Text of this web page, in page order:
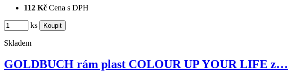
112 Kč Cena s DPH
ks
Skladem
GOLDBUCH rám plast COLOUR UP YOUR LIFE z…